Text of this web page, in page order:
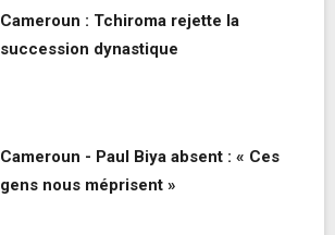
Cameroun : Tchiroma rejette la
succession dynastique
Cameroun - Paul Biya absent : « Ces
gens nous méprisent »